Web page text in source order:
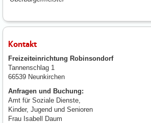
Kontakt
Freizeiteinrichtung Robinsondorf
Tannenschlag 1
66539 Neunkirchen
Anfragen und Buchung:
Amt für Soziale Dienste,
Kinder, Jugend und Senioren
Frau Isabell Daum